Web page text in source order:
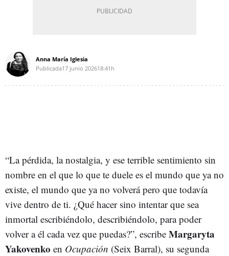
Anna María Iglesia
Publicada17 junio 202618:41h
“La pérdida, la nostalgia, y ese terrible sentimiento sin
nombre en el que lo que te duele es el mundo que ya no
existe, el mundo que ya no volverá pero que todavía
vive dentro de ti. ¿Qué hacer sino intentar que sea
inmortal escribiéndolo, describiéndolo, para poder
volver a él cada vez que puedas?”, escribe Margaryta
Yakovenko en Ocupación (Seix Barral), su segunda